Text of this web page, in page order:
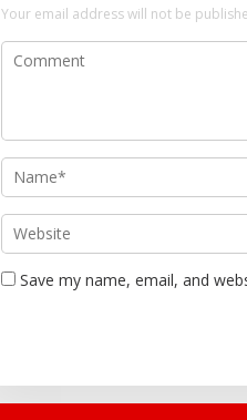
Your email address will not be
Save my name, email, and